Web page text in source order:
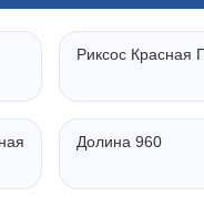
Риксос Красная
Долина 960